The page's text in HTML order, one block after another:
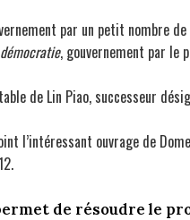
par un petit nombre
démocratie, gouvernement par le
de Lin Piao, successeur
l’intéressant ouvrage de
de résoudre le